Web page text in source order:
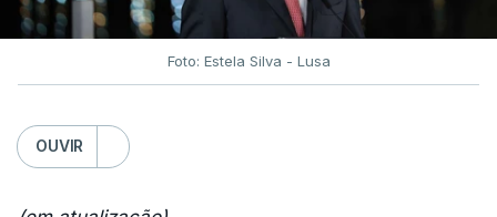
Foto: Estela Silva - Lusa
OUVIR